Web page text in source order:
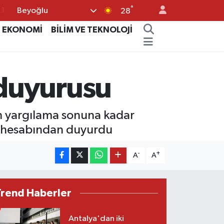
Beyoğlu 28°
EKONOMİ
BİLİM VE TEKNOLOJİ
yargılama sonuna kadar
hesabından duyurdu
A- A+
Haberler
Antalya'dan iki